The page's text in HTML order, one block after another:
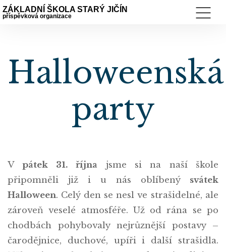
ZÁKLADNÍ ŠKOLA STARÝ JIČÍN
příspěvková organizace
Halloweenská
party
Vpátek 31. října jsme si na naší škole
připomněli již i u nás oblíbený svátek
Halloween. Celý den se nesl ve strašidelné, ale
zároveň veselé atmosféře. Už od rána se po
chodbách pohybovaly nejrůznější postavy –
čarodějnice, duchové, upíři i další strašidla.